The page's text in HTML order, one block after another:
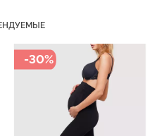
-30%
Бесшовный топ с легкой
коррекцией BRA
SHAPEWEAR nude
(бежевый) Giulia